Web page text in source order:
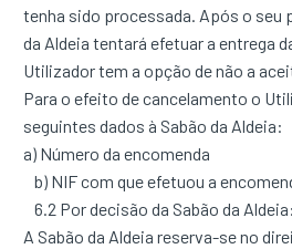
tenha sido processada. Após o seu
da Aldeia tentará efetuar a entrega
Utilizador tem a opção de não a
Para o efeito de cancelamento o
seguintes dados à Sabão da Aldeia:
a) Número da encomenda
b) NIF com que efetuou a
6.2 Por decisão da Sabão da Aldeia:
A Sabão da Aldeia reserva-se no